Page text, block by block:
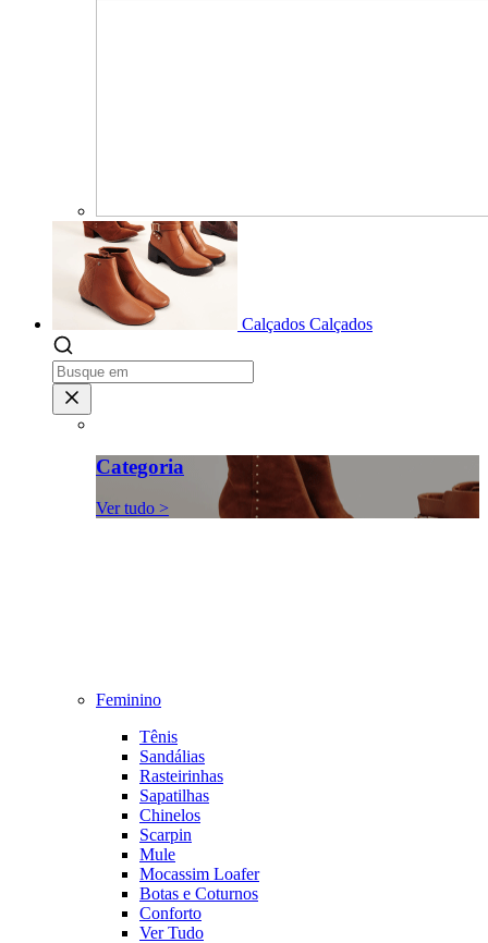
Calçados Calçados
Categoria
Ver tudo >
Feminino
Tênis
Sandálias
Rasteirinhas
Sapatilhas
Chinelos
Scarpin
Mule
Mocassim Loafer
Botas e Coturnos
Conforto
Ver Tudo